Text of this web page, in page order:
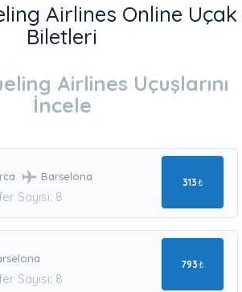
Airlines Online Uçak
Biletleri
Airlines Uçuşlarını
İncele
Barselona
Sayısı: 8
313₺
Sayısı: 8
793₺